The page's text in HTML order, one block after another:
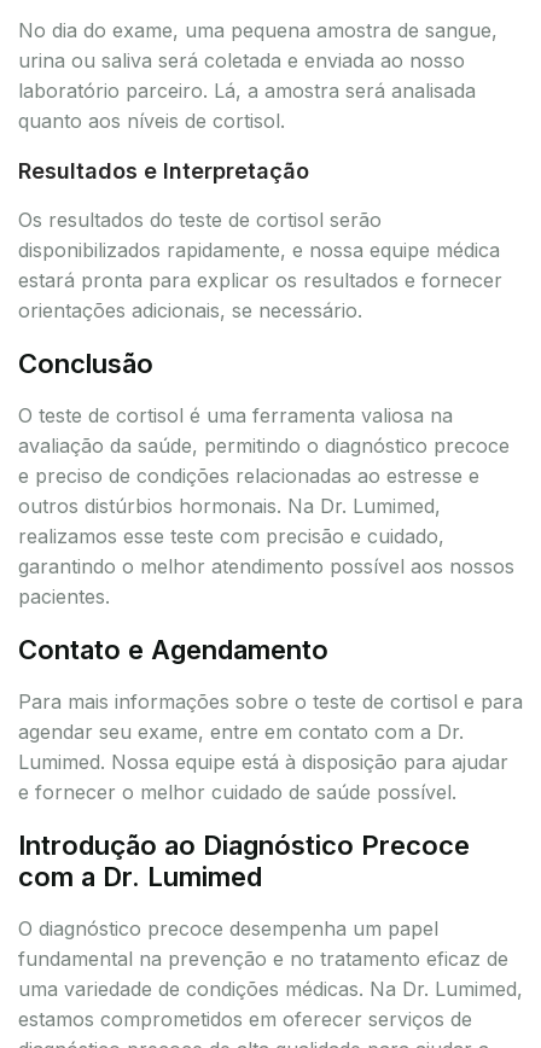
No dia do exame, uma pequena amostra de sangue,
urina ou saliva será coletada e enviada ao nosso
laboratório parceiro. Lá, a amostra será analisada
quanto aos níveis de cortisol.
Resultados e Interpretação
Os resultados do teste de cortisol serão
disponibilizados rapidamente, e nossa equipe médica
estará pronta para explicar os resultados e fornecer
orientações adicionais, se necessário.
Conclusão
O teste de cortisol é uma ferramenta valiosa na
avaliação da saúde, permitindo o diagnóstico precoce
e preciso de condições relacionadas ao estresse e
outros distúrbios hormonais. Na Dr. Lumimed,
realizamos esse teste com precisão e cuidado,
garantindo o melhor atendimento possível aos nossos
pacientes.
Contato e Agendamento
Para mais informações sobre o teste de cortisol e para
agendar seu exame, entre em contato com a Dr.
Lumimed. Nossa equipe está à disposição para ajudar
e fornecer o melhor cuidado de saúde possível.
Introdução ao Diagnóstico Precoce
com a Dr. Lumimed
O diagnóstico precoce desempenha um papel
fundamental na prevenção e no tratamento eficaz de
uma variedade de condições médicas. Na Dr. Lumimed,
estamos comprometidos em oferecer serviços de